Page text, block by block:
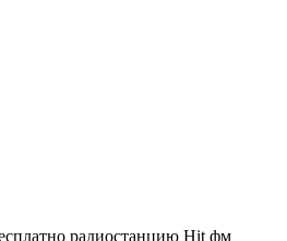
радиостанцию Hit фм